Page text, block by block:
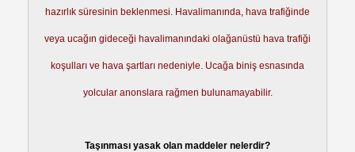
hazırlık süresinin beklenmesi. Havalimanında, hava trafiğinde
veya ucağın gideceği havalimanındaki olağanüstü hava trafiği
koşulları ve hava şartları nedeniyle. Ucağa biniş esnasında
yolcular anonslara rağmen bulunamayabilir.
Taşınması yasak olan maddeler nelerdir?